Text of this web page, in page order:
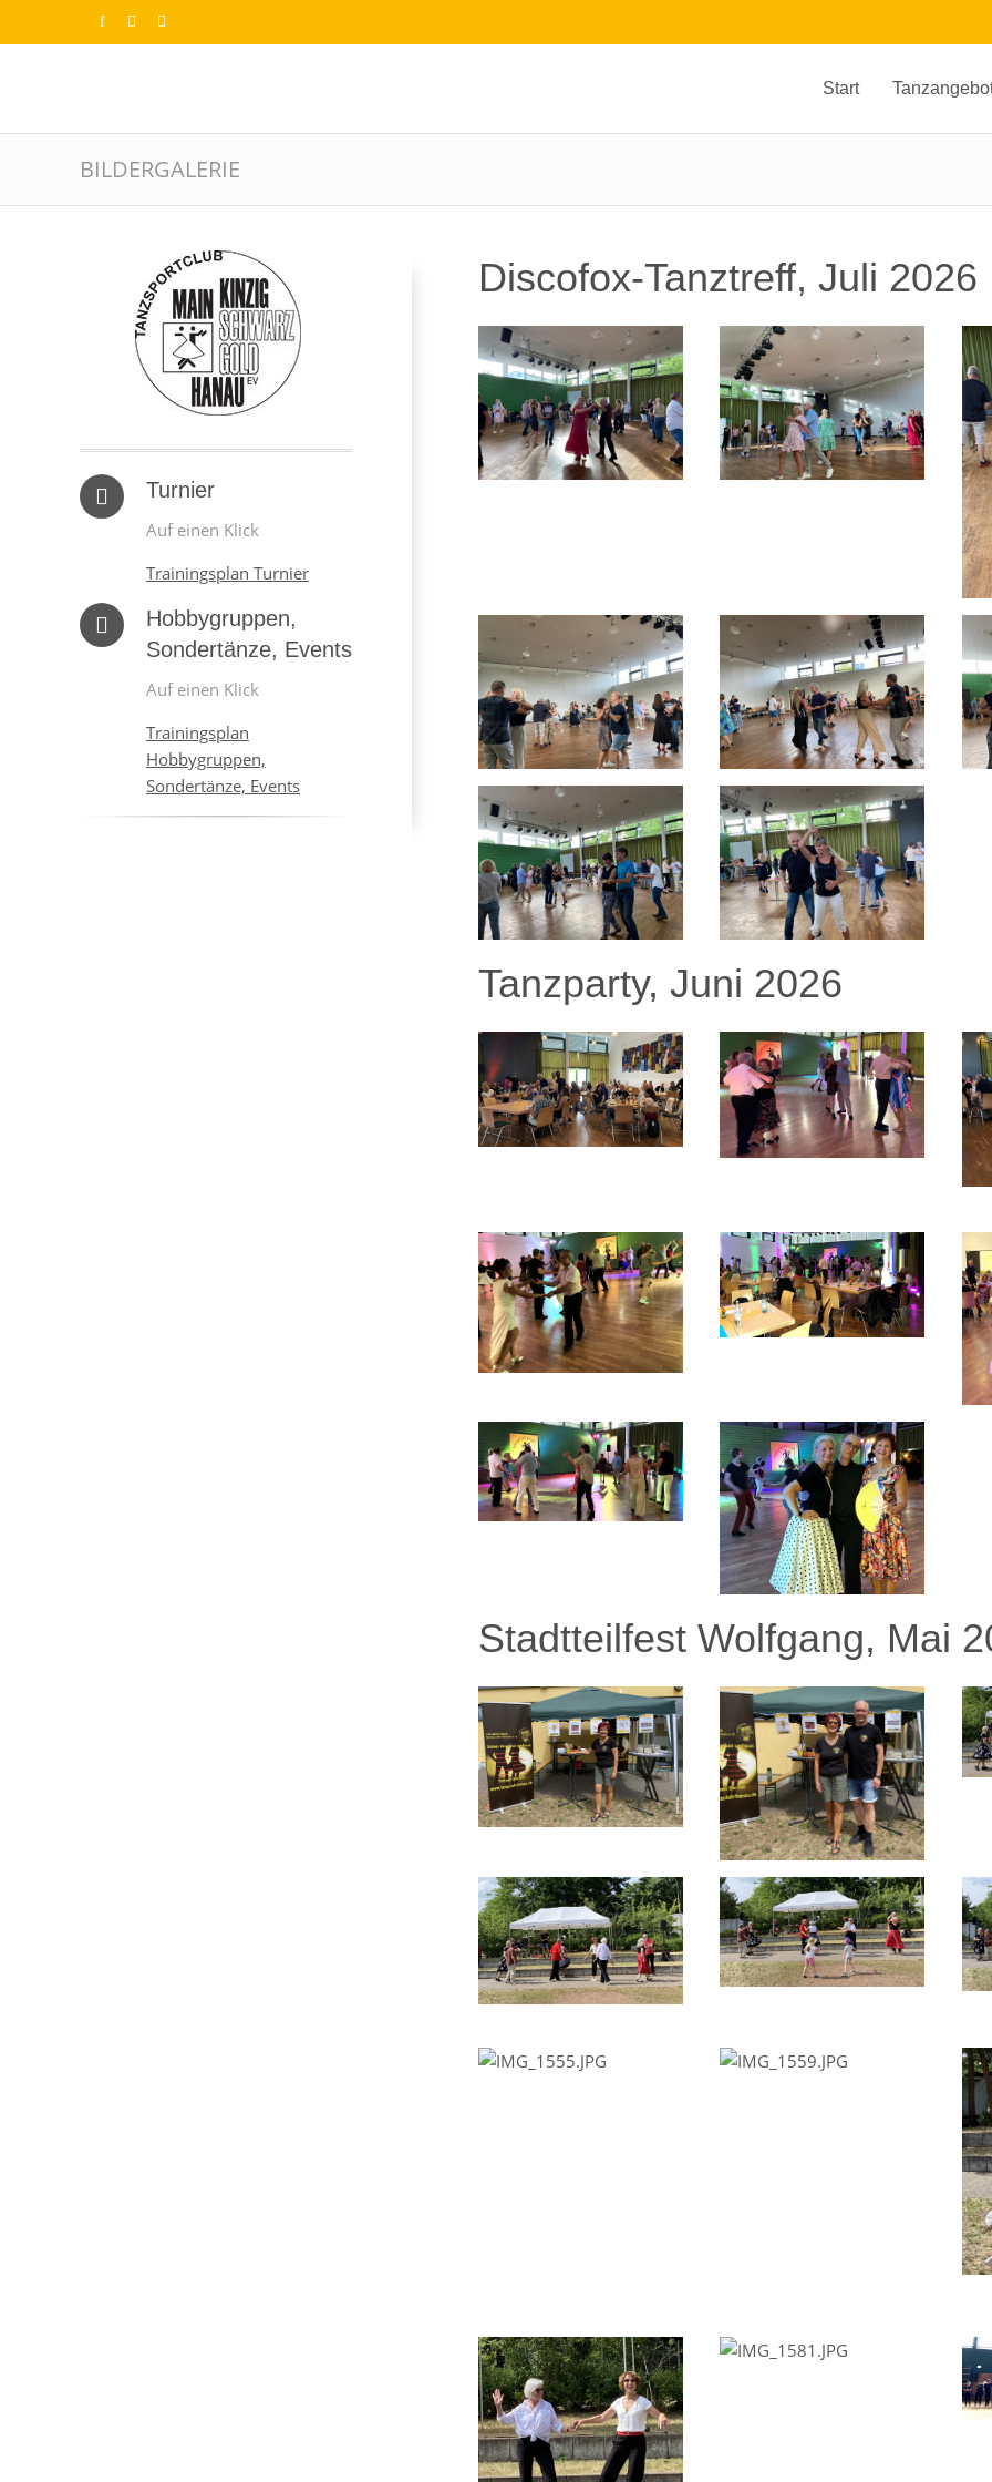
Start
BILDERGALERIE
Turnier
Auf einen Klick
Trainingsplan Turnier
Hobbygruppen,
Sondertänze, Events
Auf einen Klick
Trainingsplan
Hobbygruppen,
Sondertänze, Events
Discofox-Tanztreff, Juli 2026
Tanzparty, Juni 2026
Stadtteilfest Wolfgang, Mai